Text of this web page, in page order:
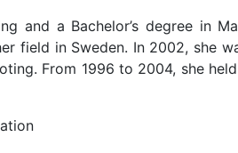
and a Bachelor’s degree in
field in Sweden. In 2002,
From 1996 to 2004, she